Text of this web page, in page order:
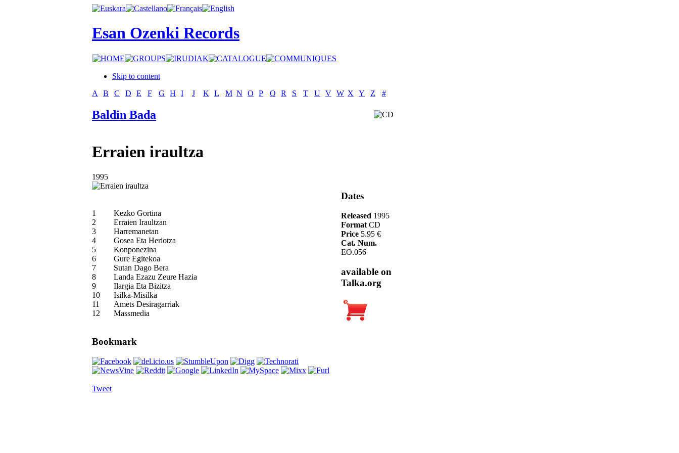
Esan Ozenki Records
Skip to content
A
B C D E F G H I J K L M N O P Q R S T U V W X Y Z #
Baldin Bada
Erraien iraultza
1995
1
Kezko Gortina
2
Erraien Iraultzan
3
Harremanetan
4
Gosea Eta Heriotza
5
Konponezina
6
Gure Egitekoa
7
Sutan Dago Bera
8
Landa Ezazu Zeure Hazia
9
Ilargia Eta Bizitza
10
Isilka-Misilka
11
Amets Desiragarriak
12
Massmedia
Bookmark
Tweet
Dates
Released 1995
Format CD
Price 5.95 €
Cat. Num.
EO.056
available on
Talka.org